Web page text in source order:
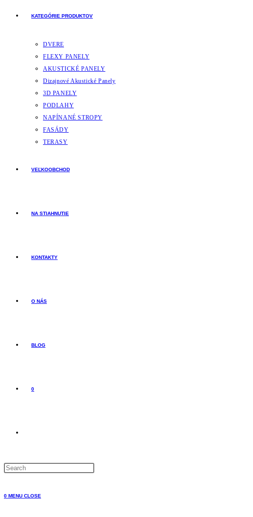
KATEGÓRIE PRODUKTOV
DVERE
FLEXY PANELY
AKUSTICKÉ PANELY
Dizajnové Akustické Panely
3D PANELY
PODLAHY
NAPÍNANÉ STROPY
FASÁDY
TERASY
VEĽKOOBCHOD
NA STIAHNUTIE
KONTAKTY
O NÁS
BLOG
0
0 MENU CLOSE